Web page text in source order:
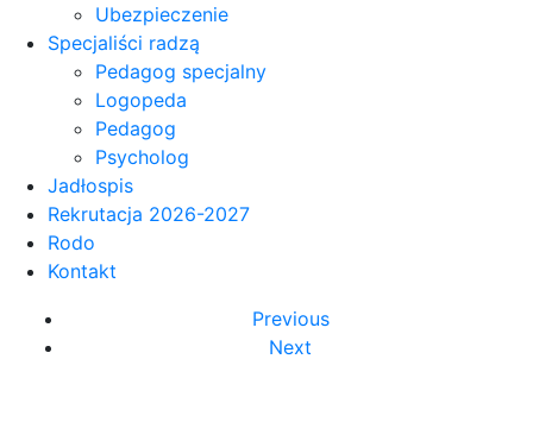
Ubezpieczenie
Specjaliści radzą
Pedagog specjalny
Logopeda
Pedagog
Psycholog
Jadłospis
Rekrutacja 2026-2027
Rodo
Kontakt
Previous
Next